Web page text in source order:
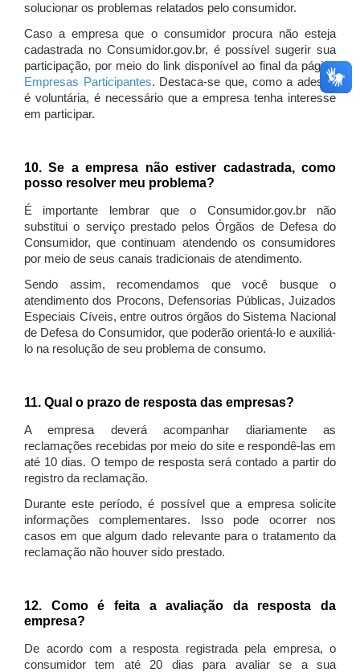
solucionar os problemas relatados pelo consumidor.
Caso a empresa que o consumidor procura não esteja
cadastrada no Consumidor.gov.br, é possível sugerir sua
participação, por meio do link disponível ao final da página
Empresas Participantes. Destaca-se que, como a adesão
é voluntária, é necessário que a empresa tenha interesse
em participar.
10. Se a empresa não estiver cadastrada, como
posso resolver meu problema?
É importante lembrar que o Consumidor.gov.br não
substitui o serviço prestado pelos Órgãos de Defesa do
Consumidor, que continuam atendendo os consumidores
por meio de seus canais tradicionais de atendimento.
Sendo assim, recomendamos que você busque o
atendimento dos Procons, Defensorias Públicas, Juizados
Especiais Cíveis, entre outros órgãos do Sistema Nacional
de Defesa do Consumidor, que poderão orientá-lo e auxiliá-
lo na resolução de seu problema de consumo.
11. Qual o prazo de resposta das empresas?
A empresa deverá acompanhar diariamente as
reclamações recebidas por meio do site e respondê-las em
até 10 dias. O tempo de resposta será contado a partir do
registro da reclamação.
Durante este período, é possível que a empresa solicite
informações complementares. Isso pode ocorrer nos
casos em que algum dado relevante para o tratamento da
reclamação não houver sido prestado.
12. Como é feita a avaliação da resposta da
empresa?
De acordo com a resposta registrada pela empresa, o
consumidor tem até 20 dias para avaliar se a sua